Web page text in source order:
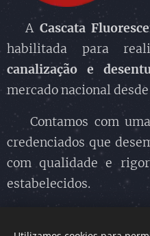
A Cascata
habilitada para
canalização
e
mercado nacional desde
Contamos com uma
credenciados que
com qualidade e
estabelecidos.